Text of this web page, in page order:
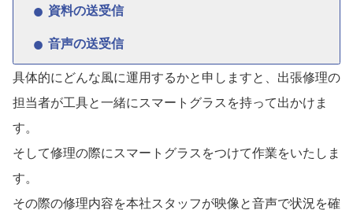
資料の送受信
音声の送受信
具体的にどんな風に運用するかと申しますと、出張修理の
担当者が工具と一緒にスマートグラスを持って出かけま
す。
そして修理の際にスマートグラスをつけて作業をいたしま
す。
その際の修理内容を本社スタッフが映像と音声で状況を確